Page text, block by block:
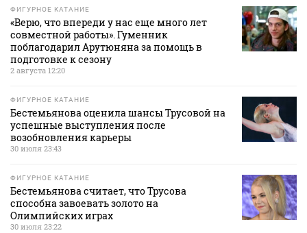
ФИГУРНОЕ КАТАНИЕ
«Верю, что впереди у нас еще много лет
совместной работы». Гуменник
поблагодарил Арутюняна за помощь в
подготовке к сезону
2 августа 12:20
ФИГУРНОЕ КАТАНИЕ
Бестемьянова оценила шансы Трусовой на
успешные выступления после
возобновления карьеры
30 июля 23:43
ФИГУРНОЕ КАТАНИЕ
Бестемьянова считает, что Трусова
способна завоевать золото на
Олимпийских играх
30 июля 23:22